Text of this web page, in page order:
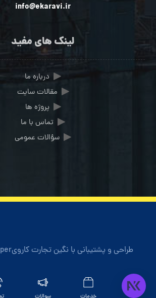
info@ekaravi.ir
لینک های مفید
درباره ما
مقالات سایت
پروژه ها
تماس با ما
سؤالات عمومی
طراحی و پشتیبانی با نگین تجارت کاروی